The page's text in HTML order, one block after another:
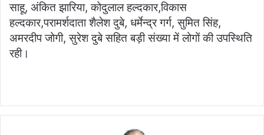
साहू, अंकित झारिया, कोदुलाल हल्दकार,विकास
हल्दकार,परामर्शदाता शैलेश दुबे, धर्मेन्द्र गर्ग, सुमित सिंह,
अमरदीप जोगी, सुरेश दुबे सहित बड़ी संख्या में लोगों की उपस्थिति
रही।